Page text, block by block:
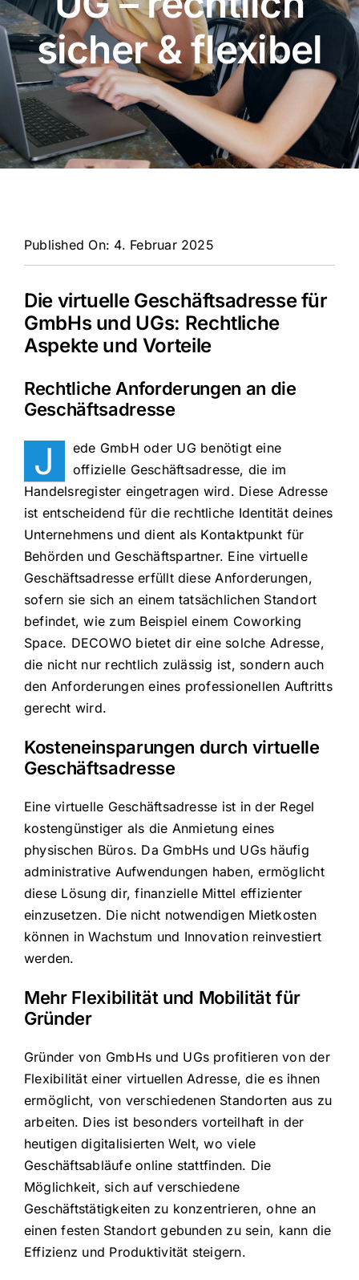
sicher & flexibel
Published On: 4. Februar 2025
Die virtuelle Geschäftsadresse für
GmbHs und UGs: Rechtliche
Aspekte und Vorteile
Rechtliche Anforderungen an die
Geschäftsadresse
J
ede GmbH oder UG benötigt eine
offizielle Geschäftsadresse, die im
Handelsregister eingetragen wird. Diese Adresse
ist entscheidend für die rechtliche Identität deines
Unternehmens und dient als Kontaktpunkt für
Behörden und Geschäftspartner. Eine virtuelle
Geschäftsadresse erfüllt diese Anforderungen,
sofern sie sich an einem tatsächlichen Standort
befindet, wie zum Beispiel einem Coworking
Space. DECOWO bietet dir eine solche Adresse,
die nicht nur rechtlich zulässig ist, sondern auch
den Anforderungen eines professionellen Auftritts
gerecht wird.
Kosteneinsparungen durch virtuelle
Geschäftsadresse
Eine virtuelle Geschäftsadresse ist in der Regel
kostengünstiger als die Anmietung eines
physischen Büros. Da GmbHs und UGs häufig
administrative Aufwendungen haben, ermöglicht
diese Lösung dir, finanzielle Mittel effizienter
einzusetzen. Die nicht notwendigen Mietkosten
können in Wachstum und Innovation reinvestiert
werden.
Mehr Flexibilität und Mobilität für
Gründer
Gründer von GmbHs und UGs profitieren von der
Flexibilität einer virtuellen Adresse, die es ihnen
ermöglicht, von verschiedenen Standorten aus zu
arbeiten. Dies ist besonders vorteilhaft in der
heutigen digitalisierten Welt, wo viele
Geschäftsabläufe online stattfinden. Die
Möglichkeit, sich auf verschiedene
Geschäftstätigkeiten zu konzentrieren, ohne an
einen festen Standort gebunden zu sein, kann die
Effizienz und Produktivität steigern.